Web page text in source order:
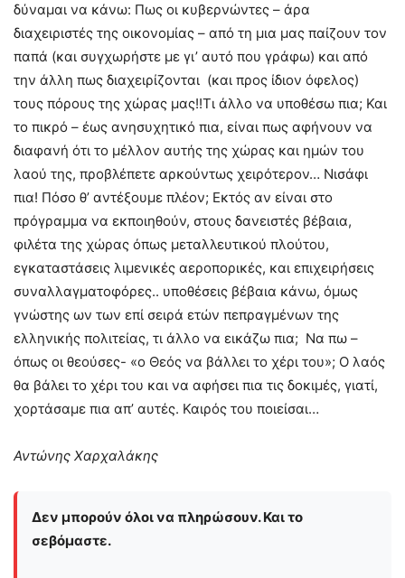
δύναμαι να κάνω: Πως οι κυβερνώντες – άρα
διαχειριστές της οικονομίας – από τη μια μας παίζουν τον
παπά (και συγχωρήστε με γι’ αυτό που γράφω) και από
την άλλη πως διαχειρίζονται (και προς ίδιον όφελος)
τους πόρους της χώρας μας!!Τι άλλο να υποθέσω πια; Και
το πικρό – έως ανησυχητικό πια, είναι πως αφήνουν να
διαφανή ότι το μέλλον αυτής της χώρας και ημών του
λαού της, προβλέπετε αρκούντως χειρότερον… Νισάφι
πια! Πόσο θ’ αντέξουμε πλέον; Εκτός αν είναι στο
πρόγραμμα να εκποιηθούν, στους δανειστές βέβαια,
φιλέτα της χώρας όπως μεταλλευτικού πλούτου,
εγκαταστάσεις λιμενικές αεροπορικές, και επιχειρήσεις
συναλλαγματοφόρες.. υποθέσεις βέβαια κάνω, όμως
γνώστης ων των επί σειρά ετών πεπραγμένων της
ελληνικής πολιτείας, τι άλλο να εικάζω πια; Να πω –
όπως οι θεούσες- «ο Θεός να βάλλει το χέρι του»; Ο λαός
θα βάλει το χέρι του και να αφήσει πια τις δοκιμές, γιατί,
χορτάσαμε πια απ’ αυτές. Καιρός του ποιείσαι…
Αντώνης Χαρχαλάκης
Δεν μπορούν όλοι να πληρώσουν. Και το
σεβόμαστε.